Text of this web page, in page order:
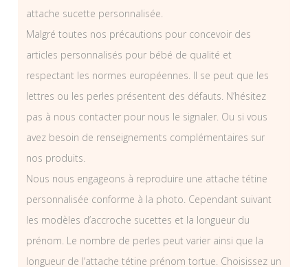
attache sucette personnalisée.
Malgré toutes nos précautions pour concevoir des
articles personnalisés pour bébé de qualité et
respectant les normes européennes. Il se peut que les
lettres ou les perles présentent des défauts. N’hésitez
pas à nous contacter pour nous le signaler. Ou si vous
avez besoin de renseignements complémentaires sur
nos produits.
Nous nous engageons à reproduire une attache tétine
personnalisée conforme à la photo. Cependant suivant
les modèles d’accroche sucettes et la longueur du
prénom. Le nombre de perles peut varier ainsi que la
longueur de l’attache tétine prénom tortue. Choisissez un